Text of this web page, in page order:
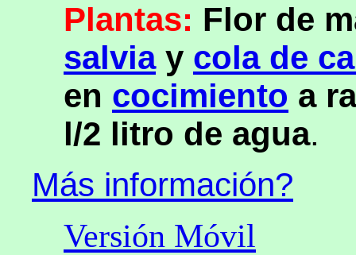
Plantas: Flor de
salviay cola de
en cocimiento a
l/2 litro de agua.
Más información?
Versión Móvil